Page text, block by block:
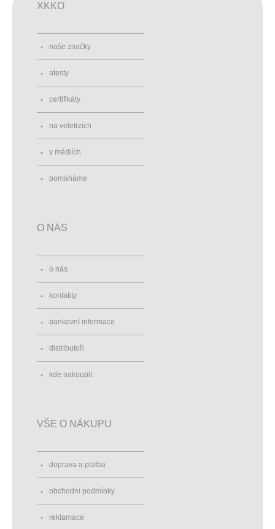
XKKO
naše značky
atesty
certifikáty
na veletrzích
v médiích
pomáháme
O NÁS
o nás
kontakty
bankovní informace
distributoři
kde nakoupit
VŠE O NÁKUPU
doprava a platba
obchodní podmínky
reklamace